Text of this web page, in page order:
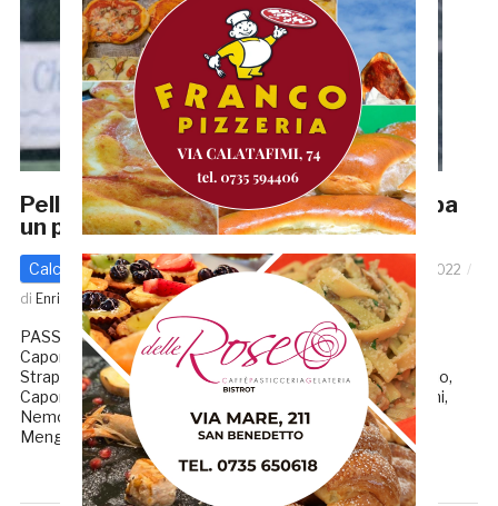
Pelliccetti gol e il Grottammare strappa
un punto alla Passatempese
Calcio - Altre Categorie Promozione
12 Dicembre 2022
di Enrico Tassotti
PASSATEMPESE – GROTTAMMARE 1-1 MARCATORI: 3’
Capomagi, 34’st rig. Pelliccetti PASSATEMPESE (4-3-3):
Strappini, Esposito, Montesi, Mandolini, Polidori, Maraschio,
Capomagi (22’st Zannini), Martiri (35’st Stortoni), Simoncini,
Nemo (44’st Mihaylov), Ferreyra (39’st Stacchiotti). All.:
Menghini. GROTTAMMARE (4-3-1-2): […]